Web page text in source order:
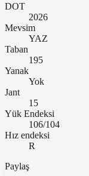
DOT
2026
Mevsim
YAZ
Taban
195
Yanak
Yok
Jant
15
Yük Endeksi
106/104
Hız endeksi
R
Paylaş